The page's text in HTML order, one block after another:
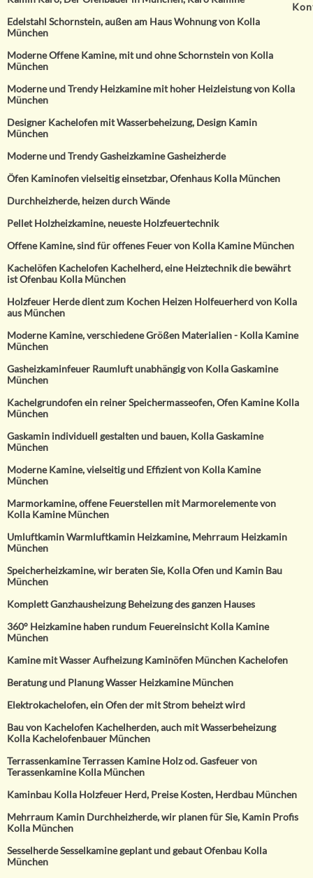
Edelstahl Schornstein, außen am Haus Wohnung von Kolla
München
Moderne Offene Kamine, mit und ohne Schornstein von Kolla
München
Moderne und Trendy Heizkamine mit hoher Heizleistung von Kolla
München
Designer Kachelofen mit Wasserbeheizung, Design Kamin
München
Moderne und Trendy Gasheizkamine Gasheizherde
Öfen Kaminofen vielseitig einsetzbar, Ofenhaus Kolla München
Durchheizherde, heizen durch Wände
Pellet Holzheizkamine, neueste Holzfeuertechnik
Offene Kamine, sind für offenes Feuer von Kolla Kamine München
Kachelöfen Kachelofen Kachelherd, eine Heiztechnik die bewährt
ist Ofenbau Kolla München
Holzfeuer Herde dient zum Kochen Heizen Holfeuerherd von Kolla
aus München
Moderne Kamine, verschiedene Größen Materialien - Kolla Kamine
München
Gasheizkaminfeuer Raumluft unabhängig von Kolla Gaskamine
München
Kachelgrundofen ein reiner Speichermasseofen, Ofen Kamine Kolla
München
Gaskamin individuell gestalten und bauen, Kolla Gaskamine
München
Moderne Kamine, vielseitig und Effizient von Kolla Kamine
München
Marmorkamine, offene Feuerstellen mit Marmorelemente von
Kolla Kamine München
Umluftkamin Warmluftkamin Heizkamine, Mehrraum Heizkamin
München
Speicherheizkamine, wir beraten Sie, Kolla Ofen und Kamin Bau
München
Komplett Ganzhausheizung Beheizung des ganzen Hauses
360° Heizkamine haben rundum Feuereinsicht Kolla Kamine
München
Kamine mit Wasser Aufheizung Kaminöfen München Kachelofen
Beratung und Planung Wasser Heizkamine München
Elektrokachelofen, ein Ofen der mit Strom beheizt wird
Bau von Kachelofen Kachelherden, auch mit Wasserbeheizung
Kolla Kachelofenbauer München
Terrassenkamine Terrassen Kamine Holz od. Gasfeuer von
Terassenkamine Kolla München
Kaminbau Kolla Holzfeuer Herd, Preise Kosten, Herdbau München
Mehrraum Kamin Durchheizherde, wir planen für Sie, Kamin Profis
Kolla München
Sesselherde Sesselkamine geplant und gebaut Ofenbau Kolla
München